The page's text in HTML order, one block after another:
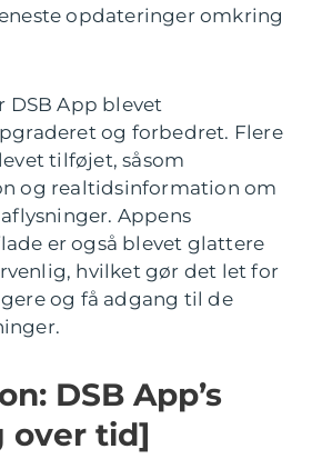
opdateringer omkring
DSB App blevet
og forbedret. Flere
tilføjet, såsom
og realtidsinformation om
Appens
er også blevet glattere
hvilket gør det let for
og få adgang til de
DSB App’s
over tid]